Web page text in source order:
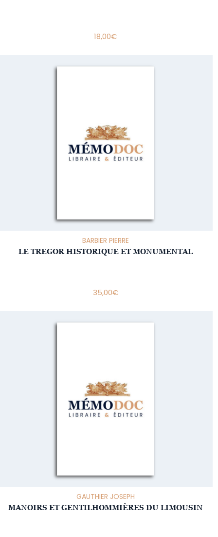
18,00€
BARBIER PIERRE
LE TREGOR HISTORIQUE ET MONUMENTAL
35,00€
GAUTHIER JOSEPH
MANOIRS ET GENTILHOMMIÈRES DU LIMOUSIN